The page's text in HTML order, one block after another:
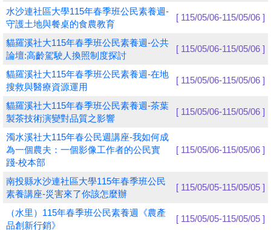
教師專區
評委專區
校務行政
水沙連社區大學115年春季班公民素養週-
守護土地與餐桌的食農教育
[ 115/05/06-115/05/06 ]
貓羅溪社大115年春季班公民素養週-公共
論壇:高齡駕駛人換照制度探討
[ 115/05/06-115/05/06 ]
貓羅溪社大115年春季班公民素養週-在地
搜救與醫療資源運用
[ 115/05/06-115/05/06 ]
貓羅溪社大115年春季班公民素養週-茶葉
製茶技術演變對品質之影響
[ 115/05/06-115/05/06 ]
濁水溪社大115年春公民週講座-我如何成
為一個農夫：一個影像工作者的公民實
踐-校本部
[ 115/05/06-115/05/06 ]
南投縣水沙連社區大學115年春季班公民
素養講座-災害來了你該怎麼辦
[ 115/05/05-115/05/05 ]
（水里）115年春季班公民素養週《農產
品創新行銷》
[ 115/05/05-115/05/05 ]